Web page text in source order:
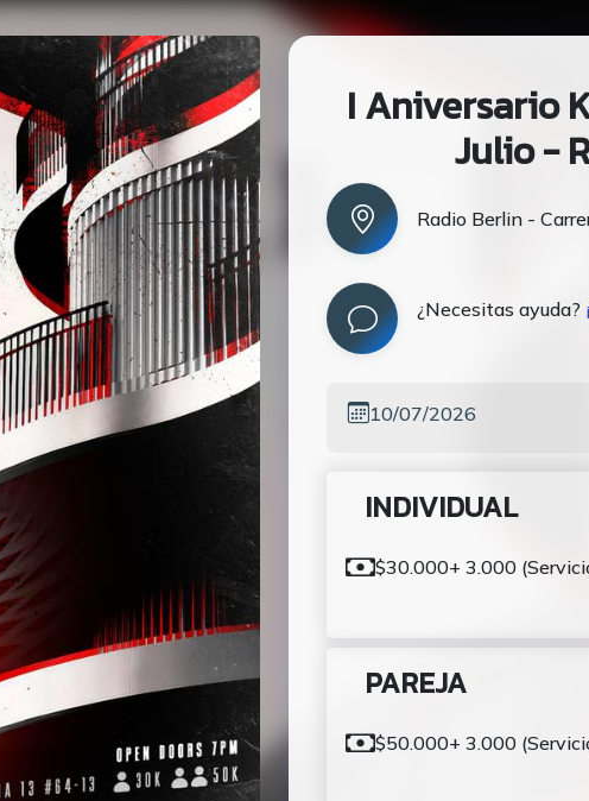
I Aniversario
Julio -
Radio Berlin -
¿Necesitas ayuda?
10/07/2026
INDIVIDUAL
$30.000+ 3.000
PAREJA
$50.000+ 3.000